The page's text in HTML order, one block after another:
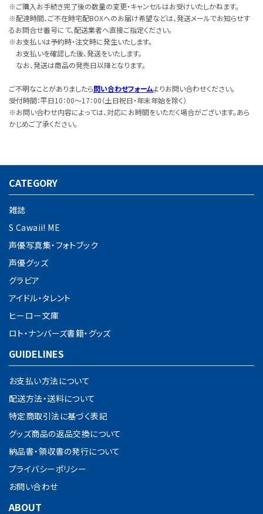
※ご購入お手続き完了後の数量の変更・キャンセルはお受けいたしかねます。
※配達時間、ご不在時宅配BOXへのお届け希望などは、発送メールでお知らせす
るお問合せ番号にて、配送業者へ直接ご指定ください。
※お支払いは予約時・注文時に発生いたします。
お支払いを確認した後、発送をいたします。
なお、発送は商品の発売日以降となります。
ご不明なことがありましたら問い合わせフォームよりお問い合わせください。
受付時間：平日10：00～17：00（土日祝日・年末年始を除く）
※お問い合わせ内容によっては、対応にお時間をいただく場合がございます。あら
かじめご了承ください。
CATEGORY
雑誌
S Cawaii! ME
声優写真集・フォトブック
声優グッズ
グラビア
アイドル・タレント
ヒーロー文庫
ロト・ナンバーズ書籍・グッズ
GUIDELINES
お支払い方法について
配送方法・送料について
特定商取引法に基づく表記
グッズ商品の返品交換について
納品書・領収書の発行について
プライバシーポリシー
お問い合わせ
ABOUT